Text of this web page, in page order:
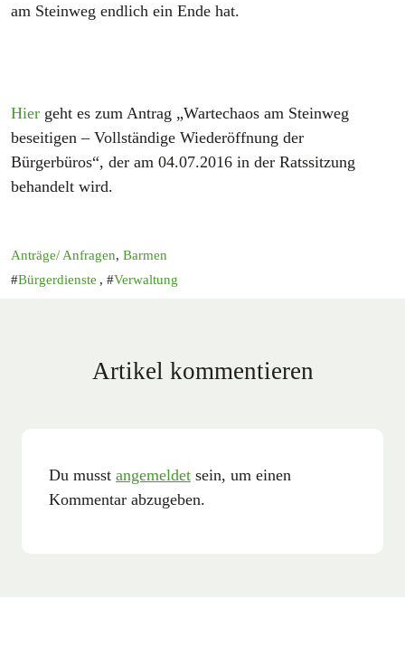
am Steinweg endlich ein Ende hat.
Hier geht es zum Antrag „Wartechaos am Steinweg
beseitigen – Vollständige Wiederöffnung der
Bürgerbüros“, der am 04.07.2016 in der Ratssitzung
behandelt wird.
Anträge/ Anfragen, Barmen
Bürgerdienste , Verwaltung
Artikel kommentieren
Du musst angemeldet sein, um einen
Kommentar abzugeben.